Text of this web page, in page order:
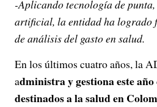
-Aplicando tecnología de
artificial, la entidad ha logrado
de análisis del gasto en salud.
En los últimos cuatro años, la
administra y gestiona este
destinados a la salud en